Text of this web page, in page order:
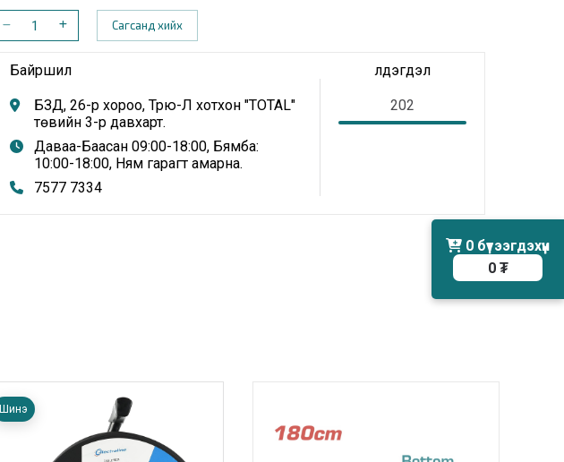
Сагсанд хийх
Байршил
БЗД, 26-р хороо, Трю-Л хотхон "TOTAL"
төвийн 3-р давхарт.
Даваа-Баасан 09:00-18:00, Бямба:
10:00-18:00, Ням гарагт амарна.
7577 7334
Үлдэгдэл
202
Шинэ
0 бүтээгдэхүүн
0 ₮